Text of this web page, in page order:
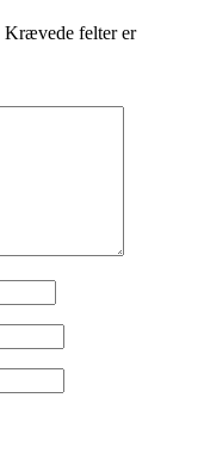
Krævede felter er